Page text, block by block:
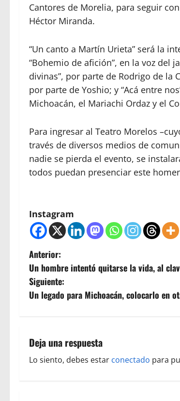
Cantores de Morelia, para seguir
Héctor Miranda.
“Un canto a Martín Urieta” será la
“Bohemio de afición”, en la voz del
divinas”, por parte de Rodrigo de la
por parte de Yoshio; y “Acá entre
Michoacán, el Mariachi Ordaz y el
Para ingresar al Teatro Morelos
través de diversos medios de
nadie se pierda el evento, se
todos puedan presenciar este
Instagram
N
a
v
g
a
Anterior:
Un hombre intentó quitarse la vida, al
Siguiente:
Un legado para Michoacán, colocarlo en
Deja una respuesta
Lo siento, debes estar conectado para